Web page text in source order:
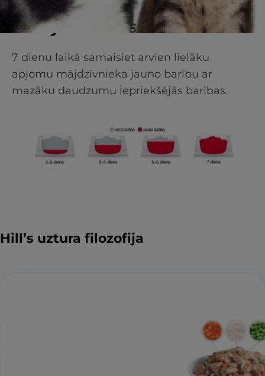
Pāreja uz Hill’s
7 dienu laikā samaisiet arvien lielāku
apjomu mājdzīvnieka jauno barību ar
mazāku daudzumu iepriekšējās barības.
Hill’s uztura filozofija